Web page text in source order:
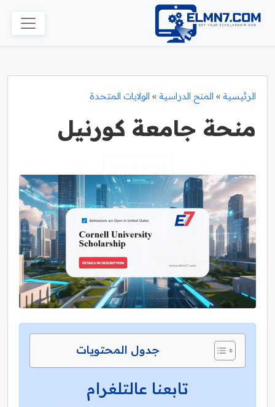
الرئيسية » المنح الدراسية » الولايات المتحدة
منحة جامعة كورنيل
جدول المحتويات
تابعنا عالتلغرام